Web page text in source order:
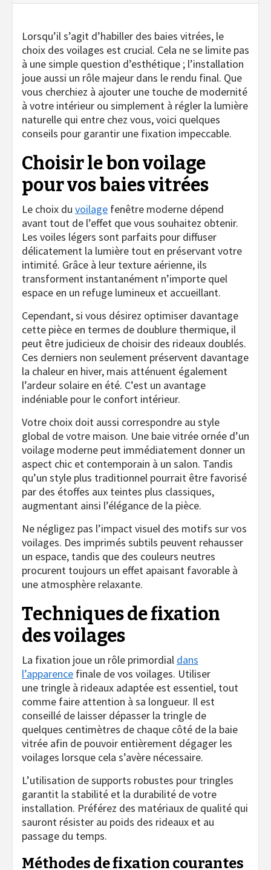
Lorsqu’il s’agit d’habiller des baies vitrées, le
choix des voilages est crucial. Cela ne se limite pas
à une simple question d’esthétique ; l’installation
joue aussi un rôle majeur dans le rendu final. Que
vous cherchiez à ajouter une touche de modernité
à votre intérieur ou simplement à régler la lumière
naturelle qui entre chez vous, voici quelques
conseils pour garantir une fixation impeccable.
Choisir le bon voilage
pour vos baies vitrées
Le choix du voilage fenêtre moderne dépend
avant tout de l’effet que vous souhaitez obtenir.
Les voiles légers sont parfaits pour diffuser
délicatement la lumière tout en préservant votre
intimité. Grâce à leur texture aérienne, ils
transforment instantanément n’importe quel
espace en un refuge lumineux et accueillant.
Cependant, si vous désirez optimiser davantage
cette pièce en termes de doublure thermique, il
peut être judicieux de choisir des rideaux doublés.
Ces derniers non seulement préservent davantage
la chaleur en hiver, mais atténuent également
l’ardeur solaire en été. C’est un avantage
indéniable pour le confort intérieur.
Votre choix doit aussi correspondre au style
global de votre maison. Une baie vitrée ornée d’un
voilage moderne peut immédiatement donner un
aspect chic et contemporain à un salon. Tandis
qu’un style plus traditionnel pourrait être favorisé
par des étoffes aux teintes plus classiques,
augmentant ainsi l’élégance de la pièce.
Ne négligez pas l’impact visuel des motifs sur vos
voilages. Des imprimés subtils peuvent rehausser
un espace, tandis que des couleurs neutres
procurent toujours un effet apaisant favorable à
une atmosphère relaxante.
Techniques de fixation
des voilages
La fixation joue un rôle primordial dans
l’apparence finale de vos voilages. Utiliser
une tringle à rideaux adaptée est essentiel, tout
comme faire attention à sa longueur. Il est
conseillé de laisser dépasser la tringle de
quelques centimètres de chaque côté de la baie
vitrée afin de pouvoir entièrement dégager les
voilages lorsque cela s’avère nécessaire.
L’utilisation de supports robustes pour tringles
garantit la stabilité et la durabilité de votre
installation. Préférez des matériaux de qualité qui
sauront résister au poids des rideaux et au
passage du temps.
Méthodes de fixation courantes